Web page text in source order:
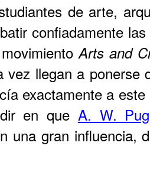
de arte,
confiadamente
Arts and
vez llegan a ponerse
exactamente a
en que A. W.
una gran influencia,